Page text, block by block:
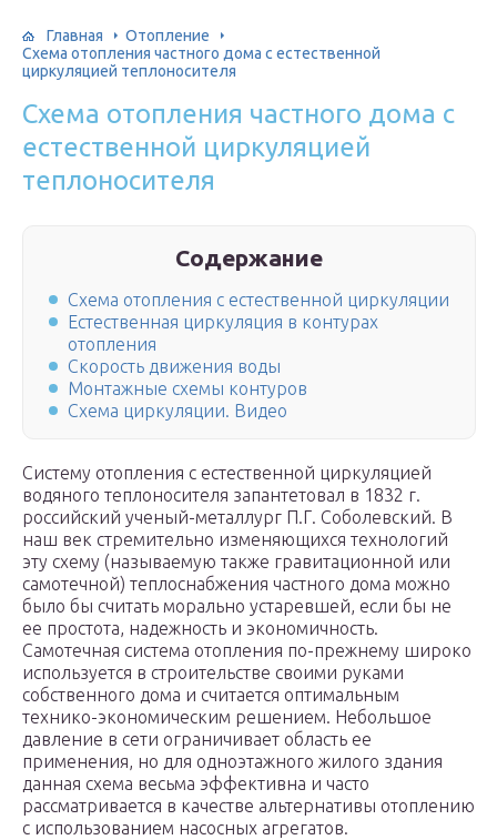
Главная
Отопление
Схема отопления частного дома с естественной
циркуляцией теплоносителя
Схема отопления частного дома с
естественной циркуляцией
теплоносителя
Содержание
Схема отопления с естественной циркуляции
Естественная циркуляция в контурах
отопления
Скорость движения воды
Монтажные схемы контуров
Схема циркуляции. Видео
Систему отопления с естественной циркуляцией
водяного теплоносителя запантетовал в 1832 г.
российский ученый-металлург П.Г. Соболевский. В
наш век стремительно изменяющихся технологий
эту схему (называемую также гравитационной или
самотечной) теплоснабжения частного дома можно
было бы считать морально устаревшей, если бы не
ее простота, надежность и экономичность.
Самотечная система отопления по-прежнему широко
используется в строительстве своими руками
собственного дома и считается оптимальным
технико-экономическим решением. Небольшое
давление в сети ограничивает область ее
применения, но для одноэтажного жилого здания
данная схема весьма эффективна и часто
рассматривается в качестве альтернативы отоплению
с использованием насосных агрегатов.